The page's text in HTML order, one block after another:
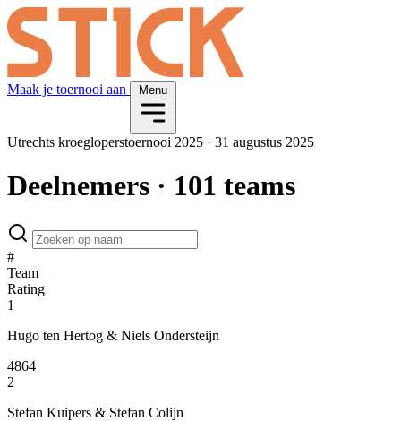
Maak je toernooi aan Menu
Utrechts kroegloperstoernooi 2025 · 31 augustus 2025
Deelnemers · 101 teams
#
Team
Rating
1
Hugo ten Hertog & Niels Ondersteijn
4864
2
Stefan Kuipers & Stefan Colijn